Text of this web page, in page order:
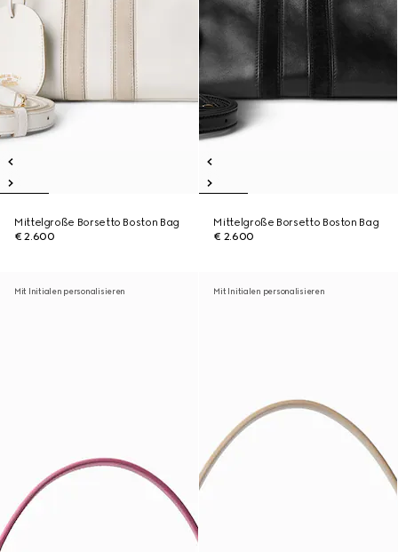
Mittelgroße Borsetto Boston Bag
€ 2.600
Mittelgroße Borsetto Boston Bag
€ 2.600
Mit Initialen personalisieren Mit Initialen personalisieren